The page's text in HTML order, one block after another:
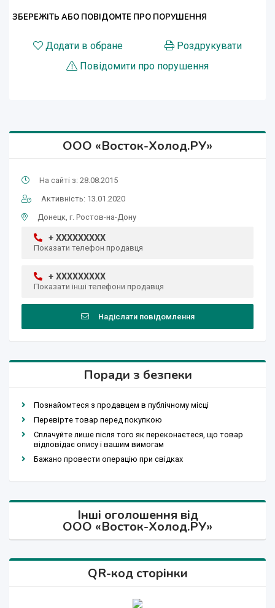
ЗБЕРЕЖІТЬ АБО ПОВІДОМТЕ ПРО ПОРУШЕННЯ
Додати в обране
Роздрукувати
Повідомити про порушення
ООО «Восток-Холод.РУ»
На сайті з: 28.08.2015
Активність: 13.01.2020
Донецк, г. Ростов-на-Дону
+ XXXXXXXXX
Показати телефон продавця
+ XXXXXXXXX
Показати інші телефони продавця
Надіслати повідомлення
Поради з безпеки
Познайомтеся з продавцем в публічному місці
Перевірте товар перед покупкою
Сплачуйте лише після того як переконаєтеся, що товар
відповідає опису і вашим вимогам
Бажано провести операцію при свідках
Інші оголошення від
ООО «Восток-Холод.РУ»
QR-код сторінки